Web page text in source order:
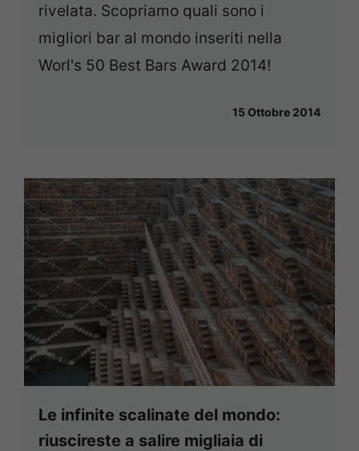
rivelata. Scopriamo quali sono i
migliori bar al mondo inseriti nella
Worl's 50 Best Bars Award 2014!
15 Ottobre 2014
Le infinite scalinate del mondo:
riuscireste a salire migliaia di